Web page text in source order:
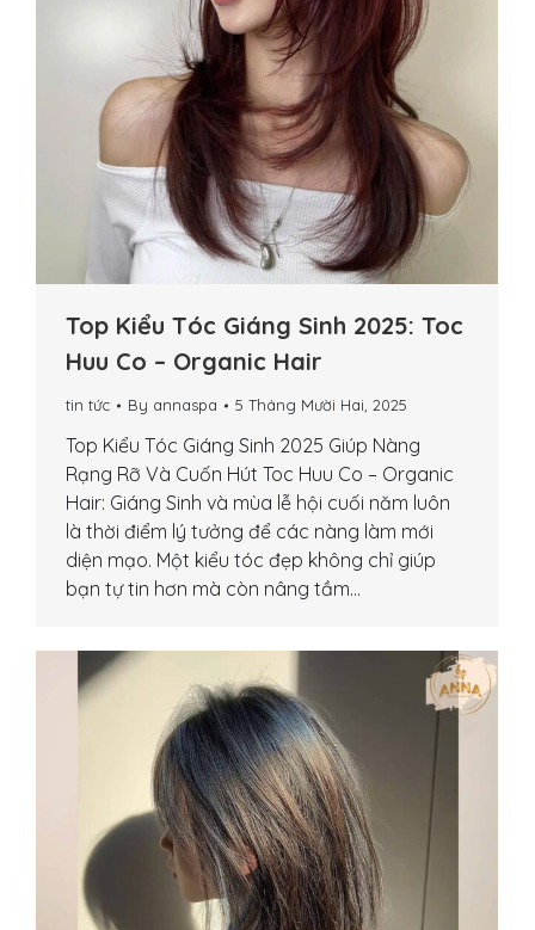
Top Kiểu Tóc Giáng Sinh 2025: Toc
Huu Co – Organic Hair
tin tức By annaspa 5 Tháng Mười Hai, 2025
Top Kiểu Tóc Giáng Sinh 2025 Giúp Nàng
Rạng Rỡ Và Cuốn Hút Toc Huu Co – Organic
Hair: Giáng Sinh và mùa lễ hội cuối năm luôn
là thời điểm lý tưởng để các nàng làm mới
diện mạo. Một kiểu tóc đẹp không chỉ giúp
bạn tự tin hơn mà còn nâng tầm…